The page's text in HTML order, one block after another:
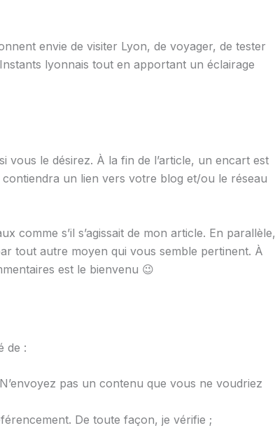
envie de visiter Lyon, de voyager, de tester
lyonnais tout en apportant un éclairage
le désirez. À la fin de l’article, un encart est
un lien vers votre blog et/ou le réseau
s’il s’agissait de mon article. En parallèle,
tout autre moyen qui vous semble pertinent. À
est le bienvenu 😉
de :
pas un contenu que vous ne voudriez
De toute façon, je vérifie ;